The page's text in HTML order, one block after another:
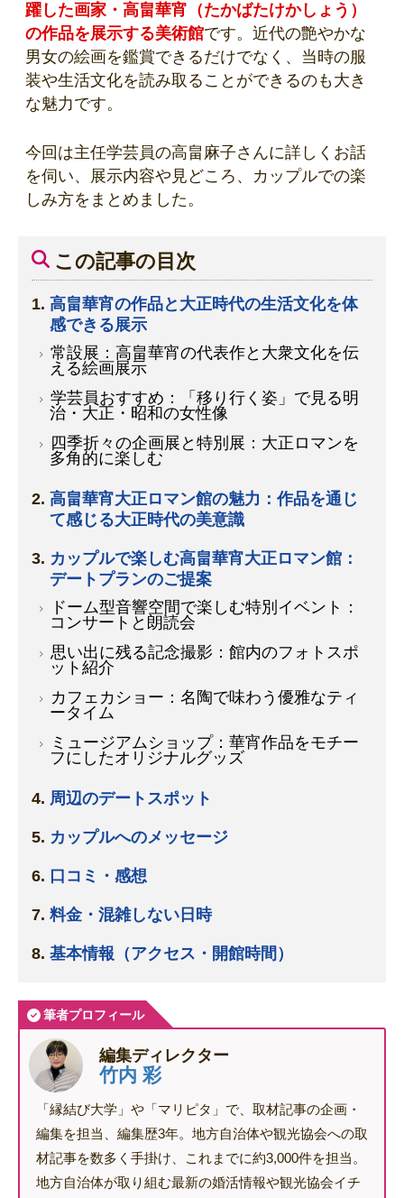
躍した画家・高畠華宵（たかばたけかしょう）
の作品を展示する美術館です。近代の艶やかな
男女の絵画を鑑賞できるだけでなく、当時の服
装や生活文化を読み取ることができるのも大き
な魅力です。
今回は主任学芸員の高畠麻子さんに詳しくお話
を伺い、展示内容や見どころ、カップルでの楽
しみ方をまとめました。
この記事の目次
高畠華宵の作品と大正時代の生活文化を体
感できる展示
常設展：高畠華宵の代表作と大衆文化を伝
える絵画展示
学芸員おすすめ：「移り行く姿」で見る明
治・大正・昭和の女性像
四季折々の企画展と特別展：大正ロマンを
多角的に楽しむ
高畠華宵大正ロマン館の魅力：作品を通じ
て感じる大正時代の美意識
カップルで楽しむ高畠華宵大正ロマン館：
デートプランのご提案
ドーム型音響空間で楽しむ特別イベント：
コンサートと朗読会
思い出に残る記念撮影：館内のフォトスポ
ット紹介
カフェカショー：名陶で味わう優雅なティ
ータイム
ミュージアムショップ：華宵作品をモチー
フにしたオリジナルグッズ
周辺のデートスポット
カップルへのメッセージ
口コミ・感想
料金・混雑しない日時
基本情報（アクセス・開館時間）
筆者プロフィール
編集ディレクター
竹内 彩
「縁結び大学」や「マリピタ」で、取材記事の企画・
編集を担当、編集歴3年。地方自治体や観光協会への取
材記事を数多く手掛け、これまでに約3,000件を担当。
地方自治体が取り組む最新の婚活情報や観光協会イチ